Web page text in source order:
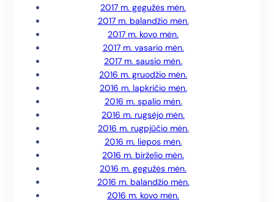
2017 m. gegužės mėn.
2017 m. balandžio mėn.
2017 m. kovo mėn.
2017 m. vasario mėn.
2017 m. sausio mėn.
2016 m. gruodžio mėn.
2016 m. lapkričio mėn.
2016 m. spalio mėn.
2016 m. rugsėjo mėn.
2016 m. rugpjūčio mėn.
2016 m. liepos mėn.
2016 m. birželio mėn.
2016 m. gegužės mėn.
2016 m. balandžio mėn.
2016 m. kovo mėn.